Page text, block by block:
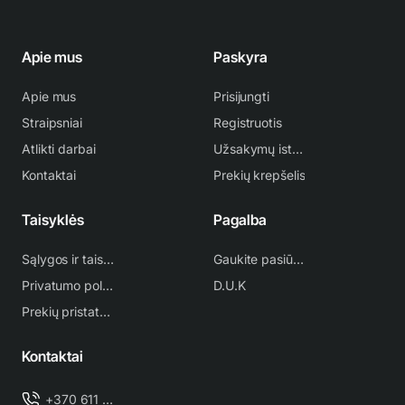
Apie mus
Apie mus
Straipsniai
Atlikti darbai
Kontaktai
Paskyra
Prisijungti
Registruotis
Užsakymų istorija
Prekių krepšelis
Taisyklės
Sąlygos ir taisyklės
Privatumo politika
Prekių pristatymas
Pagalba
Gaukite pasiūlymą
D.U.K
Kontaktai
+370 611 38 500